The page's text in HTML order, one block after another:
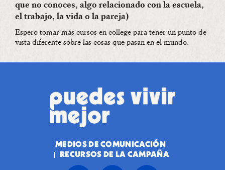
que no conoces, algo relacionado con la escuela,
el trabajo, la vida o la pareja)
Espero tomar más cursos en college para tener un punto de
vista diferente sobre las cosas que pasan en el mundo.
MEDIOS DE COMUNICACIÓN
RECURSOS DE LA CAMPAÑA